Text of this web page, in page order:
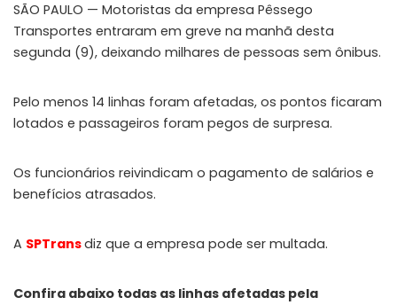
SÃO PAULO — Motoristas da empresa Pêssego
Transportes entraram em greve na manhã desta
segunda (9), deixando milhares de pessoas sem ônibus.
Pelo menos 14 linhas foram afetadas, os pontos ficaram
lotados e passageiros foram pegos de surpresa.
Os funcionários reivindicam o pagamento de salários e
benefícios atrasados.
A SPTransdiz que a empresa pode ser multada.
Confira abaixo todas as linhas afetadas pela